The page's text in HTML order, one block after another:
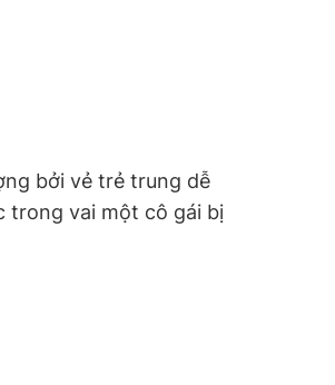
bởi vẻ trẻ trung dễ
trong vai một cô gái bị